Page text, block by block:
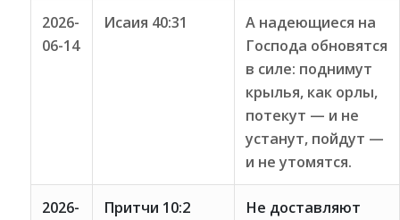
2026-
06-14
Исаия 40:31
А надеющиеся на
Господа обновятся
в силе: поднимут
крылья, как орлы,
потекут — и не
устанут, пойдут —
и не утомятся.
2026-
Притчи 10:2
Не доставляют